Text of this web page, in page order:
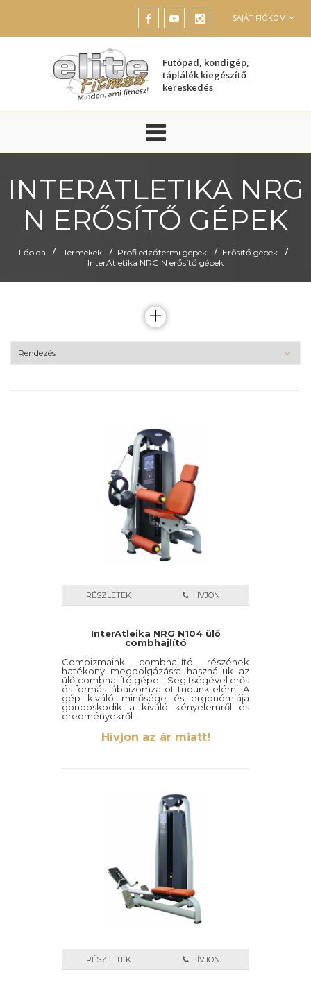
SAJÁT FIÓKOM
Futópad, kondigép,
táplálék kiegészítő
kereskedés
INTERATLETIKA NRG
N ERŐSÍTŐ GÉPEK
Főoldal / Termékek / Profi edzőtermi gépek / Erősítő gépek /
InterAtletika NRG N erősítő gépek
+
RÉSZLETEK HÍVJON!
InterAtleika NRG N104 ülő
combhajlító
Combizmaink combhajlító részének
hatékony megdolgázásra használjuk az
ülő combhajlító gépet. Segitségével erős
és formás lábaizomzatot tudunk elérni. A
gép kiváló minősége és ergonómiája
gondoskodik a kiváló kényelemről és
eredményekről.
Hívjon az ár miatt!
RÉSZLETEK HÍVJON!